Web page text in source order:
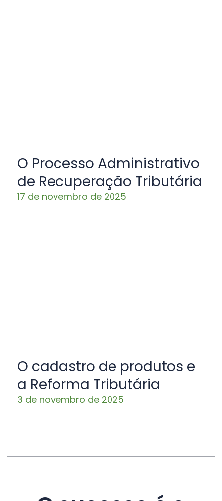
O Processo Administrativo
de Recuperação Tributária
17 de novembro de 2025
O cadastro de produtos e
a Reforma Tributária
3 de novembro de 2025